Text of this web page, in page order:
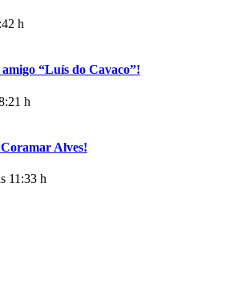
h
“Luís do Cavaco”!
h
Alves!
11:33 h